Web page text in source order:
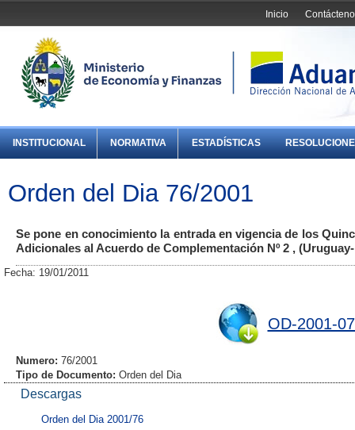
Inicio
INSTITUCIONAL NORMATIVA ESTADÍSTICAS
Orden del Dia 76/2001
Se pone en conocimiento la entrada en vigencia de los
Adicionales al Acuerdo de Complementación Nº 2 ,
Fecha: 19/01/2011
OD-2001-
Numero: 76/2001
Tipo de Documento: Orden del Dia
Descargas
Orden del Dia 2001/76